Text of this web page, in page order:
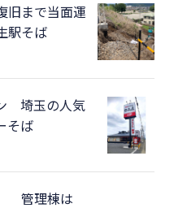
まで当面運
駅そば
埼玉の人気
そば
管理棟は